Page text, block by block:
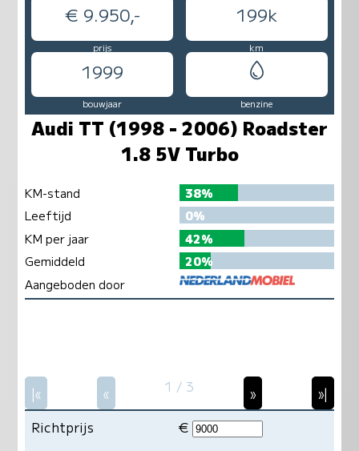
€ 9.950,- 199k
prijs km
1999
bouwjaar benzine
Audi TT (1998 - 2006) Roadster
1.8 5V Turbo
KM-stand
38%
Leeftijd
0%
KM per jaar
42%
Gemiddeld
20%
Aangeboden door
|« « 1 / 3 »
»|
Richtprijs
€